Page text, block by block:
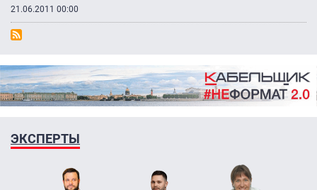
21.06.2011 00:00
ЭКСПЕРТЫ